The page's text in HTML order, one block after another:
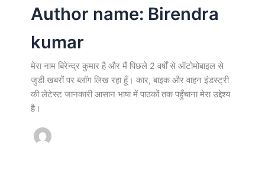
Author name: Birendra
kumar
मेरा नाम बिरेन्द्र कुमार है और मैं पिछले 2 वर्षों से ऑटोमोबाइल से
जुड़ी खबरों पर ब्लॉग लिख रहा हूँ। कार, बाइक और वाहन इंडस्ट्री
की लेटेस्ट जानकारी आसान भाषा में पाठकों तक पहुँचाना मेरा उद्देश्य
है।